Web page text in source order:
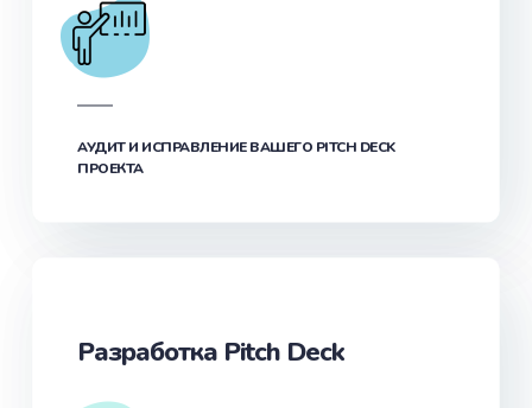
АУДИТ И ИСПРАВЛЕНИЕ ВАШЕГО PITCH DECK
ПРОЕКТА
Разработка Pitch Deck